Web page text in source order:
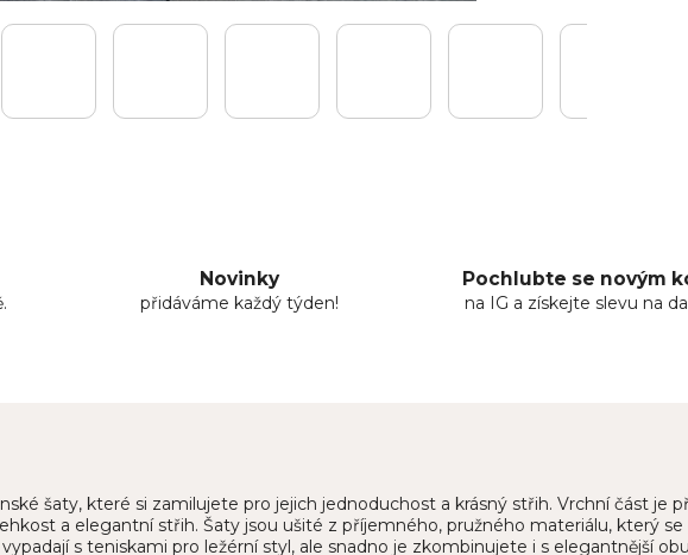
Novinky
přidáváme každý týden!
Pochlubte se novým
na IG a získejte slevu na
šaty, které si zamilujete pro jejich jednoduchost a krásný střih. Vrchní část je
a elegantní střih. Šaty jsou ušité z příjemného, pružného materiálu, který
s teniskami pro ležérní styl, ale snadno je zkombinujete i s elegantnější